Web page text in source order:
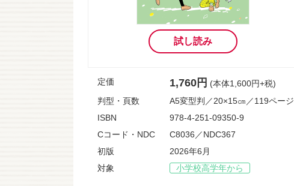
試し読み
定価 1,760円 (本体1,600円+税)
判型・頁数
A5変型判／20×15㎝／119ページ
ISBN
978-4-251-09350-9
Cコード・NDC
C8036／NDC367
初版
2026年6月
対象
小学校高学年から